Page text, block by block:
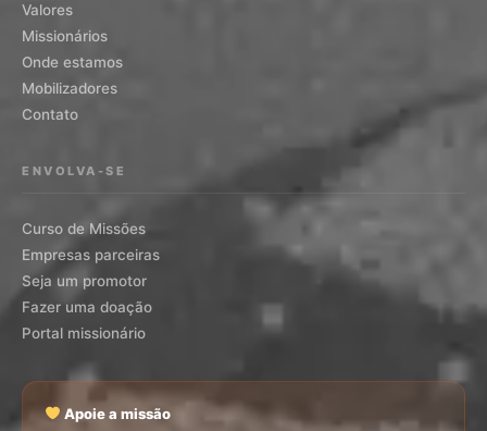
Valores
Missionários
Onde estamos
Mobilizadores
Contato
ENVOLVA-SE
Curso de Missões
Empresas parceiras
Seja um promotor
Fazer uma doação
Portal missionário
Apoie a missão